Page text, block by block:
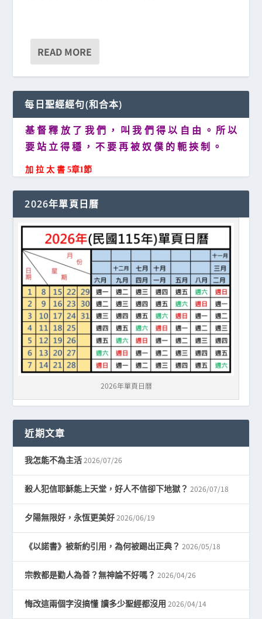
READ MORE
每日聖經經句(和合本)
基 督 釋 放 了 我 們 ， 叫 我 們 得 以 自 由 。 所 以
要 站 立 得 穩 ， 不 要 再 被 奴 僕 的 軛 挾 制 。
加 拉 太 書 5章1節
2026年單頁日曆
2026年單頁日曆
近期文章
我怎能不為主活 2026/07/26
殺人犯信耶穌能上天堂，好人不信卻下地獄？ 2026/07/18
夕陽無限好，永恆更美好 2026/06/19
《以諾書》被新約引用，為何被踢出正典？ 2026/05/18
宗教都是勸人為善？無神論不好嗎？ 2026/04/26
悔改這兩個字沒搞懂 讀多少聖經都沒用 2026/04/14